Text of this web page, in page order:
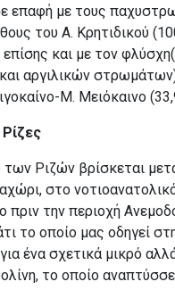
επαφή με τους
του Α. Κρητιδικού
και με τον
αργιλικών
Μ. Μειόκαινο
των Ριζών βρίσκεται
στο
πριν την περιοχή
το οποίο μας οδηγεί
ένα σχετικά μικρό
το οποίο